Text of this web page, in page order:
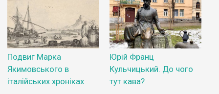
Подвиг Марка
Якимовського в
італійських хроніках
Юрій Франц
Кульчицький. До чого
тут кава?